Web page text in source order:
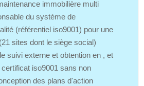
immobilière multi
du système de
(référentiel iso9001) pour une
sites dont le siège social)
suivi externe et obtention en , et
iso9001 sans non
des plans d'action